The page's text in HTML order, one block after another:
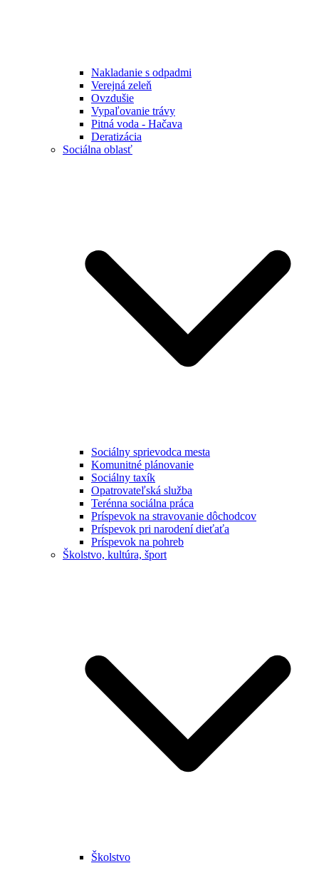
Nakladanie s odpadmi
Verejná zeleň
Ovzdušie
Vypaľovanie trávy
Pitná voda - Hačava
Deratizácia
Sociálna oblasť
Sociálny sprievodca mesta
Komunitné plánovanie
Sociálny taxík
Opatrovateľská služba
Terénna sociálna práca
Príspevok na stravovanie dôchodcov
Príspevok pri narodení dieťaťa
Príspevok na pohreb
Školstvo, kultúra, šport
Školstvo